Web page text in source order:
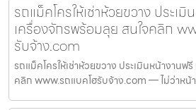
รถแม็คโครให้เช่าห้วยขวาง ประเ
เครื่องจักรพร้อมลุย สนใจคลิก
รับจ้าง.com
รถแม็คโครให้เช่าห้วยขวาง ประเมินหน้างานฟ
คลิก www.รถแบคโฮรับจ้าง.com — ไม่ว่าหน้